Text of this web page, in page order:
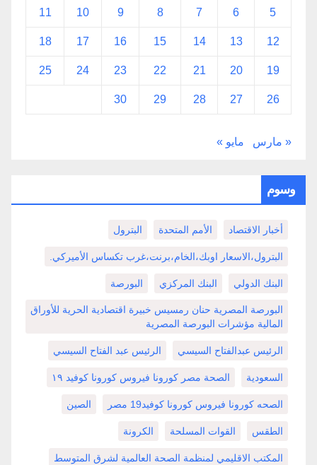
5
6
7
8
9
10
11
12
13
14
15
16
17
18
19
20
21
22
23
24
25
26
27
28
29
30
« مارس مايو »
وسوم
أخبار الاقتصاد الأمم المتحدة البترول
البترول،الاسعار اوبك،الخام،برنت،غرب تكساس الأميركي.
البنك الدولي البنك المركزي البورصة
البورصة المصرية حنان رمسيس خبيرة اقتصادية الحرية للأوراق
المالية مؤشرات البورصة المصرية
الرئيس عبدالفتاح السيسي الرئيس عبد الفتاح السيسي
السعودية الصحة مصر كورونا فيروس كورونا كوفيد ١٩
الصحه كورونا فيروس كورونا كوفيد19 مصر الصين
الطقس القوات المسلحة الكرونة
المكتب الاقليمي لمنظمة الصحة العالمية لشرق المتوسط